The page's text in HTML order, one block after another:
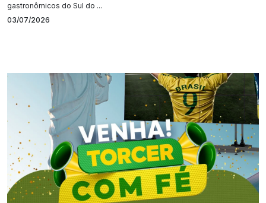
gastronômicos do Sul do ...
03/07/2026